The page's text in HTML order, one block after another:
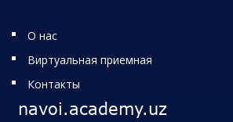
О нас
Виртуальная приемная
Контакты